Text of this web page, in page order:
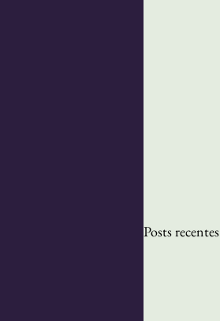
Posts recentes